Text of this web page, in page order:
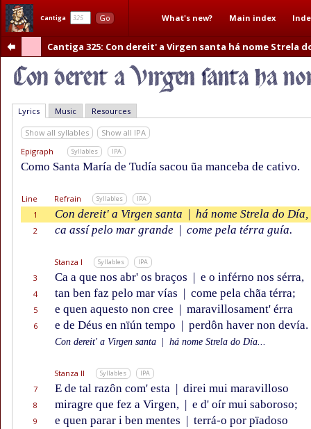
Cantiga Go What's new? Main index
Cantiga 325: Con dereit' a Virgen santa há nome Strela
Lyrics Music Resources
Show all syllables
Show all IPA
Epigraph
Syllables IPA
Como Santa María de Tudía sacou ũa manceba de cativo.
Line Refrain Syllables IPA
1 Con dereit' a Virgen santa | há nome Strela do Día,
2 ca assí pelo mar grande | come pela térra guía.
Stanza I Syllables IPA
3 Ca a que nos abr' os braços | e o inférno nos sérra,
4 tan ben faz pelo mar vías | come pela chãa térra;
5 e quen aquesto non cree | maravillosament' érra
6 e de Déus en nïún tempo | perdôn haver non devía.
Con dereit' a Virgen santa há nome Strela do Día...
Stanza II Syllables IPA
7 E de tal razôn com' esta | direi mui maravilloso
8 miragre que fez a Virgen, | e d' oír mui saboroso;
9 e quen parar i ben mentes | terrá-o por pïadoso